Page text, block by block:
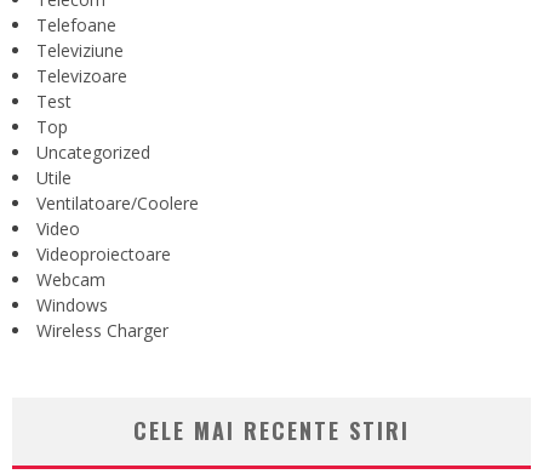
Telefoane
Televiziune
Televizoare
Test
Top
Uncategorized
Utile
Ventilatoare/Coolere
Video
Videoproiectoare
Webcam
Windows
Wireless Charger
CELE MAI RECENTE STIRI